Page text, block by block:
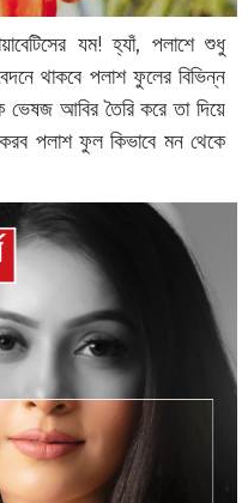
যম! হ্যাঁ, পলাশে শুধু
থাকবে পলাশ ফুলের বিভিন্ন
আবির তৈরি করে তা দিয়ে
পলাশ ফুল কিভাবে মন থেকে